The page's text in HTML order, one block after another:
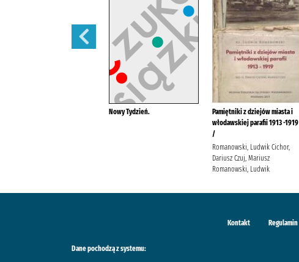
Nowy Tydzień.
Pamiętniki z dziejów miasta i
włodawskiej parafii 1913 -1919
/
Romanowski, Ludwik Cichor,
Dariusz Czuj, Mariusz
Romanowski, Ludwik
Kontakt Regulamin
Dane pochodzą z systemu: